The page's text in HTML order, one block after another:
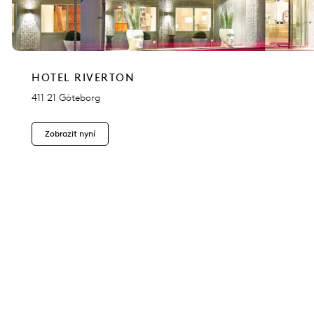
HOTEL RIVERTON
411 21 Göteborg
Zobrazit nyní